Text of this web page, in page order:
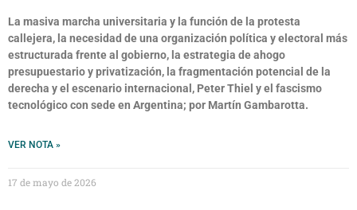
La masiva marcha universitaria y la función de la protesta
callejera, la necesidad de una organización política y electoral más
estructurada frente al gobierno, la estrategia de ahogo
presupuestario y privatización, la fragmentación potencial de la
derecha y el escenario internacional, Peter Thiel y el fascismo
tecnológico con sede en Argentina; por Martín Gambarotta.
VER NOTA »
17 de mayo de 2026